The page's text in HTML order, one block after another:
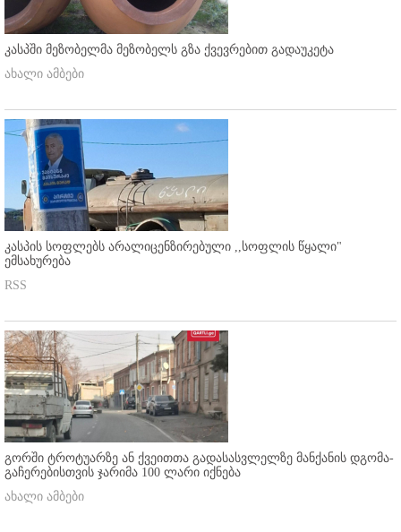
კასპში მეზობელმა მეზობელს გზა ქვევრებით გადაუკეტა
ახალი ამბები
კასპის სოფლებს არალიცენზირებული ,,სოფლის წყალი"
ემსახურება
RSS
გორში ტროტუარზე ან ქვეითთა გადასასვლელზე მანქანის დგომა-
გაჩერებისთვის ჯარიმა 100 ლარი იქნება
ახალი ამბები